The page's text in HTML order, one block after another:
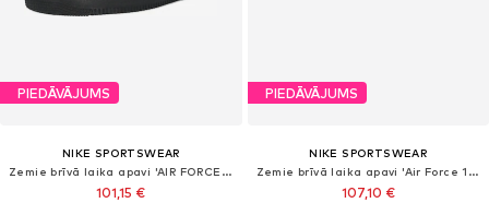
PIEDĀVĀJUMS
NIKE SPORTSWEAR
Zemie brīvā laika apavi 'AIR FORCE 1 '07'
101,15 €
PIEDĀVĀJUMS
NIKE SPORTSWEAR
Zemie brīvā laika apavi 'Air Force 1 '07 LV8 Tech'
107,10 €